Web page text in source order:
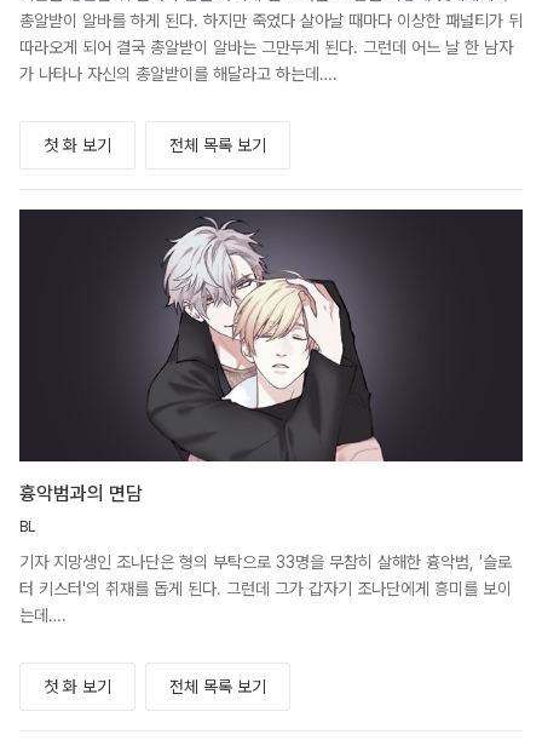
총알받이 알바를 하게 된다. 하지만 죽었다 살아날 때마다 이상한 패널티가 뒤
따라오게 되어 결국 총알받이 알바는 그만두게 된다. 그런데 어느 날 한 남자
가 나타나 자신의 총알받이를 해달라고 하는데….
첫 화 보기 전체 목록 보기
흉악범과의 면담
BL
기자 지망생인 조나단은 형의 부탁으로 33명을 무참히 살해한 흉악범, '슬로
터 키스터'의 취재를 돕게 된다. 그런데 그가 갑자기 조나단에게 흥미를 보이
는데….
첫 화 보기 전체 목록 보기